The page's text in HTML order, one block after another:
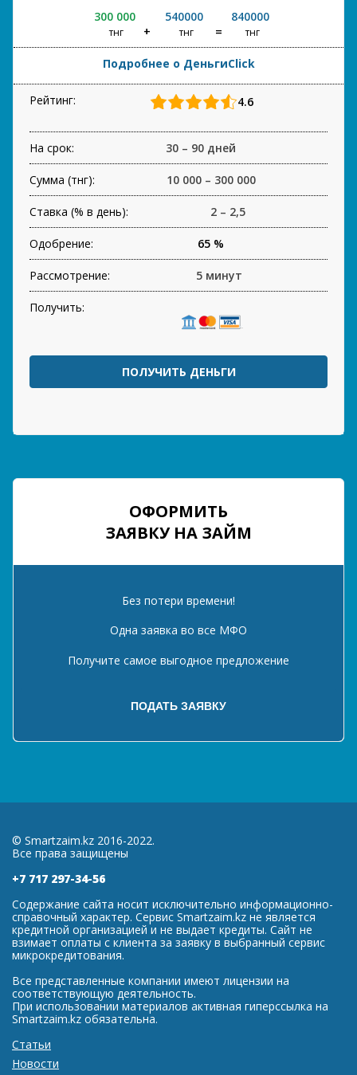
300 000
тнг
540000
тнг
840000
тнг
Подробнее о ДеньгиClick
Рейтинг: 4.6
На срок: 30 – 90 дней
Сумма (тнг): 10 000 – 300 000
Ставка (% в день): 2 – 2,5
Одобрение: 65 %
Рассмотрение: 5 минут
Получить:
ПОЛУЧИТЬ ДЕНЬГИ
ОФОРМИТЬ
ЗАЯВКУ НА ЗАЙМ
Без потери времени!
Одна заявка во все МФО
Получите самое выгодное предложение
© Smartzaim.kz 2016-2022.
Все права защищены
+7 717 297-34-56
Содержание сайта носит исключительно информационно-
справочный характер. Сервис Smartzaim.kz не является
кредитной организацией и не выдает кредиты. Сайт не
взимает оплаты с клиента за заявку в выбранный сервис
микрокредитования.
Все представленные компании имеют лицензии на
соответствующую деятельность.
При использовании материалов активная гиперссылка на
Smartzaim.kz обязательна.
Статьи
Новости